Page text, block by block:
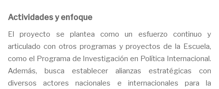
Actividades y enfoque
El proyecto se plantea como un esfuerzo continuo y
articulado con otros programas y proyectos de la Escuela,
como el Programa de Investigación en Política Internacional.
Además, busca establecer alianzas estratégicas con
diversos actores nacionales e internacionales para la